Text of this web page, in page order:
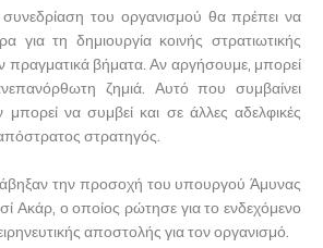
του οργανισμού θα πρέπει να
για τη δημιουργία κοινής στρατιωτικής
πραγματικά βήματα. Αν αργήσουμε, μπορεί
ζημιά. Αυτό που συμβαίνει
να συμβεί και σε άλλες αδελφικές
στρατηγός.
την προσοχή του υπουργού Άμυνας
Ακάρ, ο οποίος ρώτησε για το ενδεχόμενο
αποστολής για τον οργανισμό.